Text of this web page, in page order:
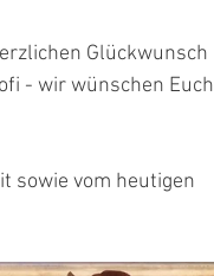
Glückwunsch
- wir wünschen Euch
sowie vom heutigen